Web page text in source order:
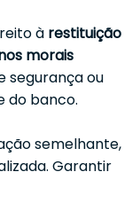
à restituição
morais
segurança ou
do banco.
semelhante,
Garantir